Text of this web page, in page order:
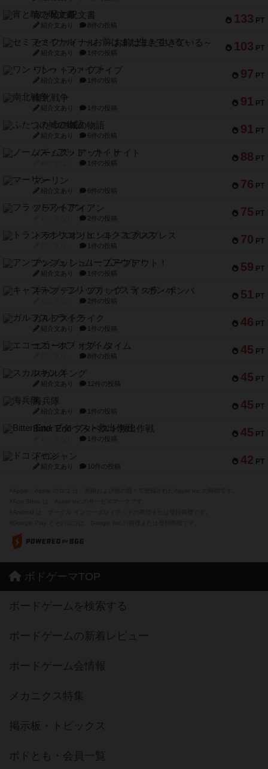
133 PT
宵と暁の呪文書
紹介文あり 8件の投稿
103 PT
セミファイナル ～お前はまだ生きている～
紹介文あり 1件の投稿
97 PT
ワン・トゥ・ファイブ
紹介文あり 1件の投稿
91 PT
南北戦争
紹介文あり 1件の投稿
91 PT
ふたつの城の物語
紹介文あり 6件の投稿
88 PT
ノームズ・アット・ナイト
1件の投稿
76 PT
マーリン
紹介文あり 6件の投稿
75 PT
フラットアイアン
2件の投稿
70 PT
トランスオリエント・エクスプレス
1件の投稿
59 PT
アンブッシュ！：ムーブアウト！
紹介文あり 1件の投稿
51 PT
キャプテン・フリップ：イスラ・ボンバ
2件の投稿
46 PT
ガルフストライク
紹介文あり 1件の投稿
45 PT
エコーズ・オブ・タイム
8件の投稿
45 PT
スカルキング
紹介文あり 12件の投稿
45 PT
海兵隊
紹介文あり 1件の投稿
45 PT
Bitter End ブタペスト救出作戦
1件の投稿
42 PT
ドコジャン
紹介文あり 10件の投稿
ボドゲーマTOP
ボードゲームを検索する
ボードゲームの新着レビュー
ボードゲーム会情報
メカニクス特集
掲示板・トピックス
ボドとも・会員一覧